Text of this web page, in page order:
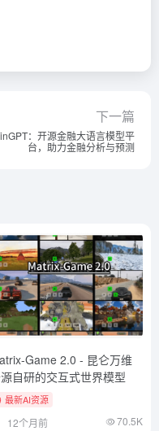
下一篇
：开源金融大语言模型平
台，助力金融分析与预测
Game 2.0 - 昆仑万维
自研的交互式世界模型
最新AI资源
12个月前 70.5K